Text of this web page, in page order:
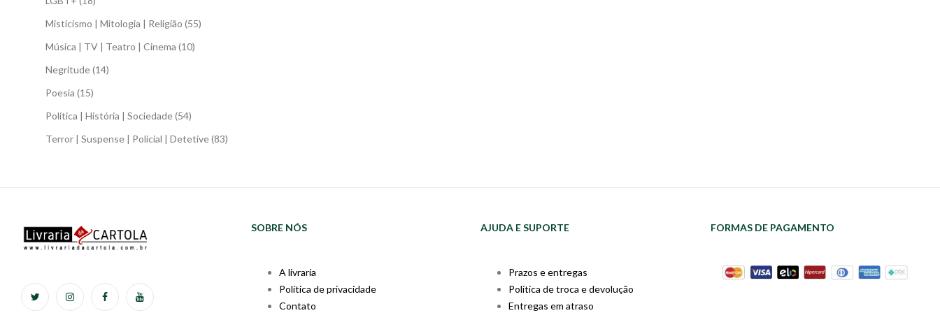
Misticismo | Mitologia | Religião (55)
Música | TV | Teatro | Cinema (10)
Negritude(14)
Poesia (15)
Política | História | Sociedade(54)
Terror | Suspense | Policial | Detetive(83)
SOBRE NÓS
A livraria
Política de privacidade
Contato
AJUDA E SUPORTE
Prazos e entregas
Política de troca e devolução
Entregas em atraso
FORMAS DE PAGAMENTO